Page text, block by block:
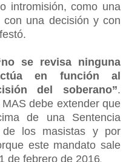
intromisión, como una
una decisión y con
se revisa ninguna
en función al
del soberano”.
debe extender que
de una Sentencia
de los masistas y por
este mandato sale
de febrero de 2016